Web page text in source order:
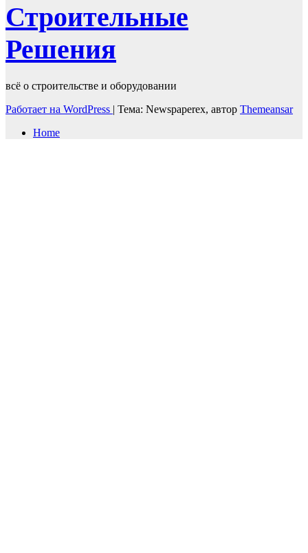
Строительные
Решения
всё о строительстве и оборудовании
Работает на WordPress | Тема: Newspaperex, автор Themeansar
Home